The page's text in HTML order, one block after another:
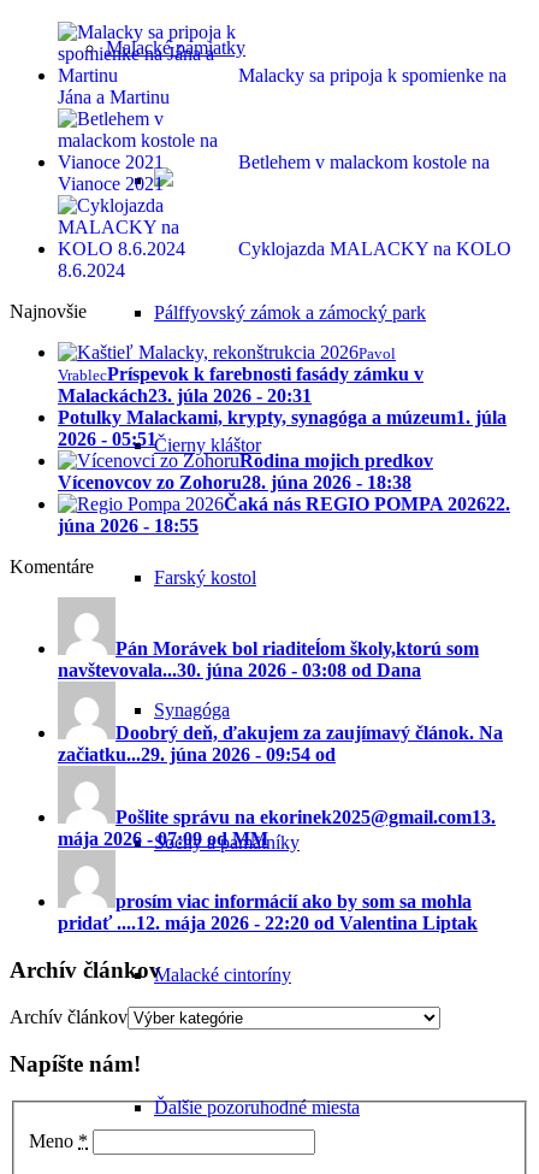
Malacké pamiatky
Pálffyovský zámok a zámocký park
Čierny kláštor
Farský kostol
Synagóga
Sochy a pamätníky
Malacké cintoríny
Ďalšie pozoruhodné miesta
Malacky sa pripoja k spomienke na
Jána a Martinu
Betlehem v malackom kostole na
Vianoce 2021
Cyklojazda MALACKY na KOLO
8.6.2024
Najnovšie
Pavol
VrablecPríspevok k farebnosti fasády zámku v
Malackách23. júla 2026 - 20:31
Potulky Malackami, krypty, synagóga a múzeum1. júla
2026 - 05:51
Rodina mojich predkov
Vícenovcov zo Zohoru28. júna 2026 - 18:38
Čaká nás REGIO POMPA 202622.
júna 2026 - 18:55
Komentáre
Pán Morávek bol riaditeĺom školy,ktorú som
navštevovala...30. júna 2026 - 03:08 od Dana
Doobrý deň, ďakujem za zaujímavý článok. Na
začiatku...29. júna 2026 - 09:54 od
Pošlite správu na ekorinek2025@gmail.com13.
mája 2026 - 07:09 od MM
prosím viac informácií ako by som sa mohla
pridať ....12. mája 2026 - 22:20 od Valentina Liptak
Archív článkov
Archív článkov
Napíšte nám!
Meno *